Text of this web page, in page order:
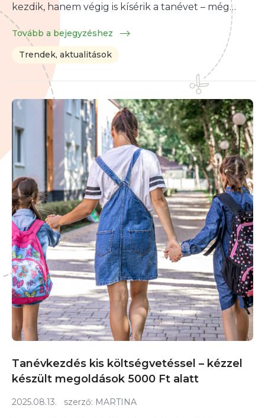
kezdik, hanem végig is kísérik a tanévet – még…
Tovább a bejegyzéshez
Trendek, aktualitások
Tanévkezdés kis költségvetéssel – kézzel
készült megoldások 5000 Ft alatt
2025.08.13. szerző: MARTINA